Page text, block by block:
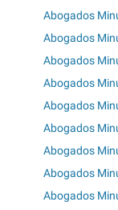
Abogados
Abogados
Abogados
Abogados
Abogados
Abogados
Abogados
Abogados
Abogados